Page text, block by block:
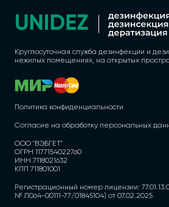
Круглосуточная служба дезинфекции и
нежилых помещениях, на открытых
Политика конфиденциальности
Согласие на обработку персональных
ООО "ВЭБГЕТ"
ОГРН 1177154022760
ИНН 7118021632
КПП 711801001
Регистрационный номер лицензии:
№ Л064-00111-77/01845104) от 07.02.2025